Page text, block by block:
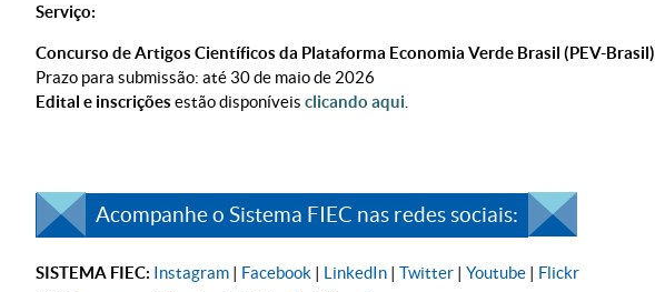
Serviço:
Concurso de Artigos Científicos da Plataforma Economia Verde Brasil (PEV-Brasil)
Prazo para submissão: até 30 de maio de 2026
Edital e inscrições estão disponíveis clicando aqui
Acompanhe o Sistema FIEC nas redes sociais:
SISTEMA FIEC: Instagram | Facebook | LinkedIn | Twitter | Youtube | Flickr